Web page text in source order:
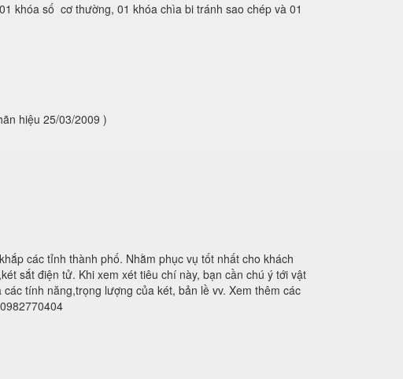
khóa số cơ thường, 01 khóa chìa bi tránh sao chép và 01
hiệu 25/03/2009 )
các tỉnh thành phố. Nhằm phục vụ tốt nhất cho khách
sắt điện tử. Khi xem xét tiêu chí này, bạn cần chú ý tới vật
tính năng,trọng lượng của két, bản lề vv. Xem thêm các